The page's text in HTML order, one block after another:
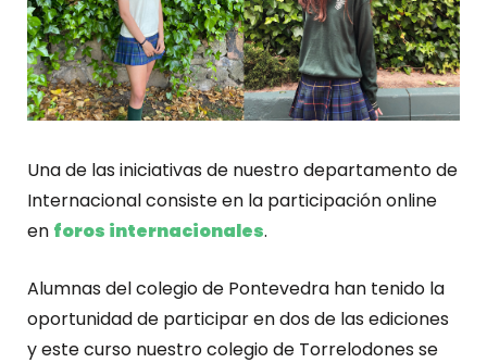
Una de las iniciativas de nuestro departamento de
Internacional consiste en la participación online
en foros internacionales.
Alumnas del colegio de Pontevedra han tenido la
oportunidad de participar en dos de las ediciones
y este curso nuestro colegio de Torrelodones se